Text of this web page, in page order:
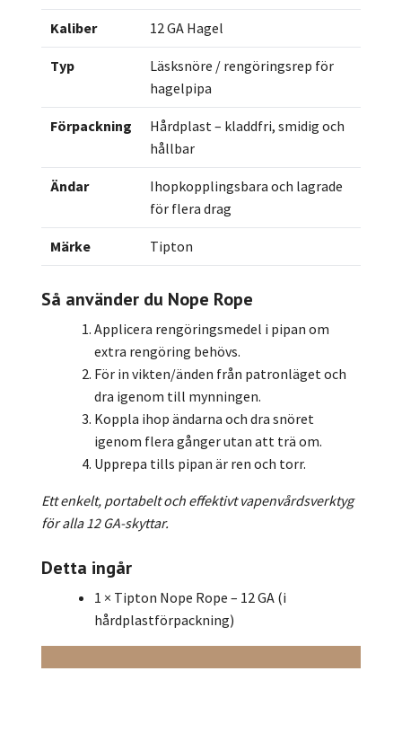
Kaliber 12 GA Hagel
Typ
Läsksnöre / rengöringsrep för
hagelpipa
Förpackning
Hårdplast – kladdfri, smidig och
hållbar
Ändar
Ihopkopplingsbara och lagrade
för flera drag
Märke Tipton
Så använder du Nope Rope
Applicera rengöringsmedel i pipan om
extra rengöring behövs.
För in vikten/änden från patronläget och
dra igenom till mynningen.
Koppla ihop ändarna och dra snöret
igenom flera gånger utan att trä om.
Upprepa tills pipan är ren och torr.
Ett enkelt, portabelt och effektivt vapenvårdsverktyg
för alla 12 GA-skyttar.
Detta ingår
1 × Tipton Nope Rope – 12 GA (i
hårdplastförpackning)